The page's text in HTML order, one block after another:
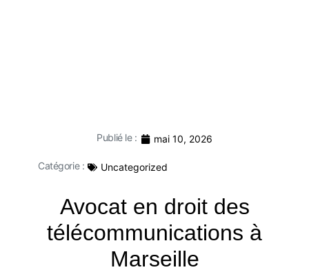
Publié le : mai 10, 2026
Catégorie : Uncategorized
Avocat en droit des
télécommunications à
Marseille